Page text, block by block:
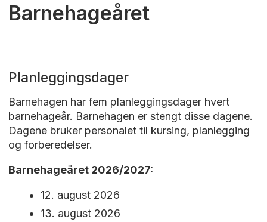
Barnehageåret
Planleggingsdager
Barnehagen har fem planleggingsdager hvert
barnehageår. Barnehagen er stengt disse dagene.
Dagene bruker personalet til kursing, planlegging
og forberedelser.
Barnehageåret 2026/2027:
12. august 2026
13. august 2026